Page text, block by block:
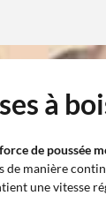
à
force de poussée
de manière
une vitesse